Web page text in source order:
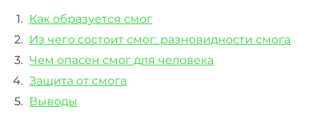
Как образуется смог
Из чего состоит смог: разновидности смога
Чем опасен смог для человека
Защита от смога
Выводы